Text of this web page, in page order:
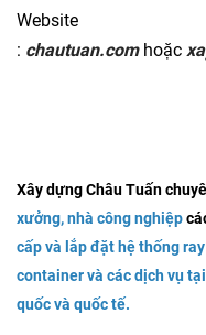
Website
: chautuan.comhoặc
Xây dựng Châu Tuấn
xưởng, nhà công nghiệp
cấp và lắp đặt hệ thống
containervà các dịch vụ
quốc và quốc tế.